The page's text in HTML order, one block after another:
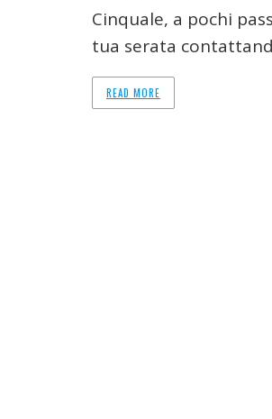
Cinquale, a pochi
tua serata
READ MORE